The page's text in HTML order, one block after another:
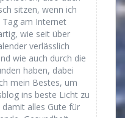
sitzen, wenn ich
Tag am Internet
wie seit über
verlässlich
wie auch durch die
haben, dabei
mein Bestes, um
ins beste Licht zu
alles Gute für